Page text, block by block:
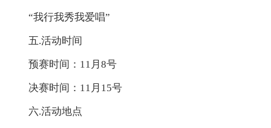
“我行我秀我爱唱”
五.活动时间
预赛时间：11月8号
决赛时间：11月15号
六.活动地点